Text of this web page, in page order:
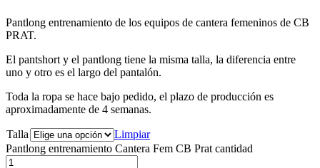
Pantlong entrenamiento de los equipos de cantera femeninos de CB
PRAT.
El pantshort y el pantlong tiene la misma talla, la diferencia entre
uno y otro es el largo del pantalón.
Toda la ropa se hace bajo pedido, el plazo de producción es
aproximadamente de 4 semanas.
Talla
Limpiar
Pantlong entrenamiento Cantera Fem CB Prat cantidad